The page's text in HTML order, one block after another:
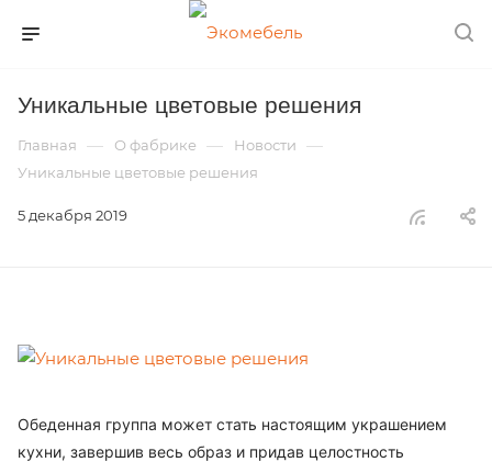
Уникальные цветовые решения
Главная — О фабрике — Новости —
Уникальные цветовые решения
5 декабря 2019
Обеденная группа может стать настоящим украшением
кухни, завершив весь образ и придав целостность